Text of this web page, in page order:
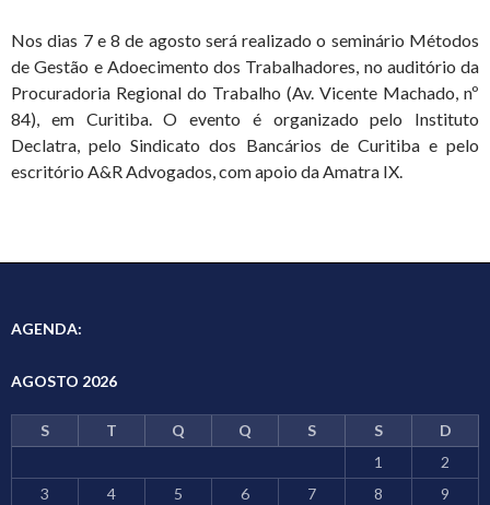
Nos dias 7 e 8 de agosto será realizado o seminário Métodos
de Gestão e Adoecimento dos Trabalhadores, no auditório da
Procuradoria Regional do Trabalho (Av. Vicente Machado, nº
84), em Curitiba. O evento é organizado pelo Instituto
Declatra, pelo Sindicato dos Bancários de Curitiba e pelo
escritório A&R Advogados, com apoio da Amatra IX.
AGENDA:
AGOSTO 2026
S T Q Q S S
D
1
2
3
4 5 6 7 8
9